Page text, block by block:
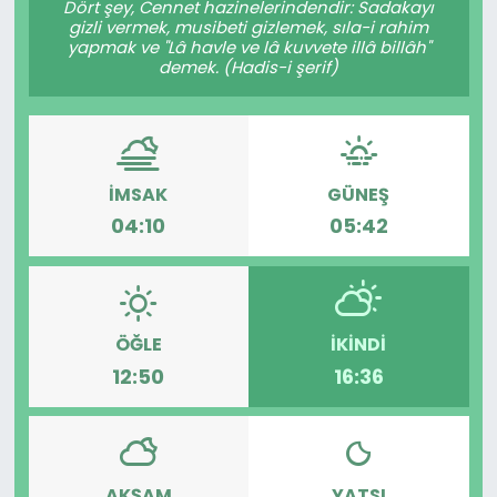
Dört şey, Cennet hazinelerindendir: Sadakayı
gizli vermek, musibeti gizlemek, sıla-i rahim
yapmak ve "Lâ havle ve lâ kuvvete illâ billâh"
demek. (Hadis-i şerif)
İMSAK
04:10
GÜNEŞ
05:42
ÖĞLE
12:50
İKINDI
16:36
KÜLTÜR SANAT
MAGAZİN
POLİTİKA
SAĞLIK
Siyaset
TEKNOLOJİ
Yaşam